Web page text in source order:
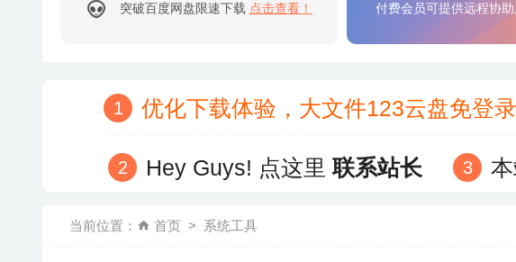
突破百度网盘限速下载 点击查看！ 付费会员可提供远程协
优化下载体验，大文件123云盘免
Hey Guys! 点这里联系站长
当前位置： 首页 系统工具